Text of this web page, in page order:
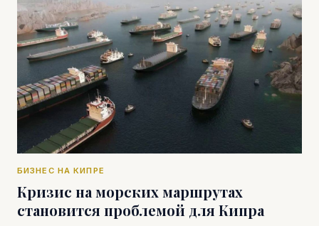
БИЗНЕС НА КИПРЕ
Кризис на морских маршрутах
становится проблемой для Кипра